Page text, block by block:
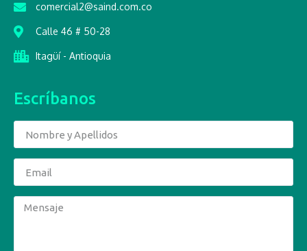
comercial2@saind.com.co
Calle 46 # 50-28
Itagüí - Antioquia
Escríbanos